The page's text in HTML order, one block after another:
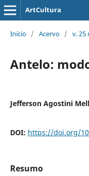
ArtCultura
Início / Acervo / v. 25
Antelo:
Jefferson Agostini
DOI: https://doi.org/
Resumo